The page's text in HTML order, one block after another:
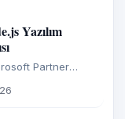
Yazılım
Partner
performanslı VDS,
100+ modüllü